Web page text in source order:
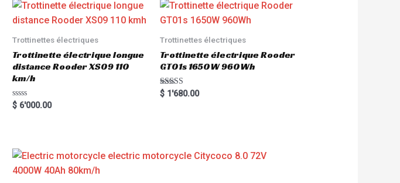
Trottinettes électriques
Trottinette électrique longue
distance Rooder XS09 110
km/h
R
a
o
u
o
$ 6'000.00
Trottinettes électriques
Trottinette électrique Rooder
GT01s 1650W 960Wh
Rated
5.00
$1'680.00